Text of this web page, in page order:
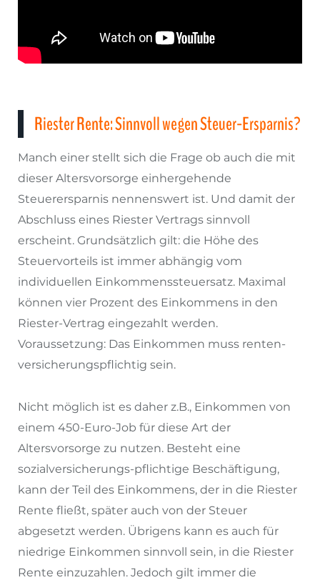
Riester Rente: Sinnvoll wegen Steuer-Ersparnis?
Manch einer stellt sich die Frage ob auch die mit
dieser Altersvorsorge einhergehende
Steuerersparnis nennenswert ist. Und damit der
Abschluss eines Riester Vertrags sinnvoll
erscheint. Grundsätzlich gilt: die Höhe des
Steuervorteils ist immer abhängig vom
individuellen Einkommenssteuersatz. Maximal
können vier Prozent des Einkommens in den
Riester-Vertrag eingezahlt werden.
Voraussetzung: Das Einkommen muss renten-
versicherungspflichtig sein.
Nicht möglich ist es daher z.B., Einkommen von
einem 450-Euro-Job für diese Art der
Altersvorsorge zu nutzen. Besteht eine
sozialversicherungs-pflichtige Beschäftigung,
kann der Teil des Einkommens, der in die Riester
Rente fließt, später auch von der Steuer
abgesetzt werden. Übrigens kann es auch für
niedrige Einkommen sinnvoll sein, in die Riester
Rente einzuzahlen. Jedoch gilt immer die